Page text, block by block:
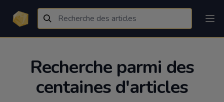
Recherche parmi des
centaines d'articles